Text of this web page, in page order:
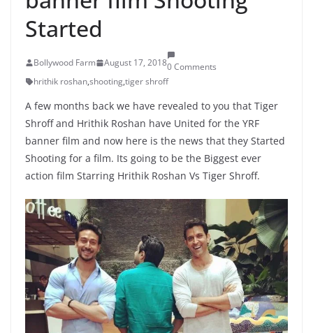
Started
Bollywood Farm August 17, 20180 Comments
hrithik roshan,shooting,tiger shroff
A few months back we have revealed to you that Tiger
Shroff and Hrithik Roshan have United for the YRF
banner film and now here is the news that they Started
Shooting for a film. Its going to be the Biggest ever
action film Starring Hrithik Roshan Vs Tiger Shroff.